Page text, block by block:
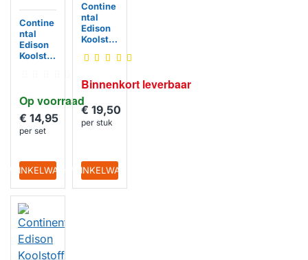
Op voorraad
Contine
ntal
Edison
Koolstof
€ 14,95
per set
WINKELWAGEN
Binnenkort leverbaar
Contine
ntal
Edison
Koolstof
CR410
€ 19,50
per stuk
IN WINKELWAGEN